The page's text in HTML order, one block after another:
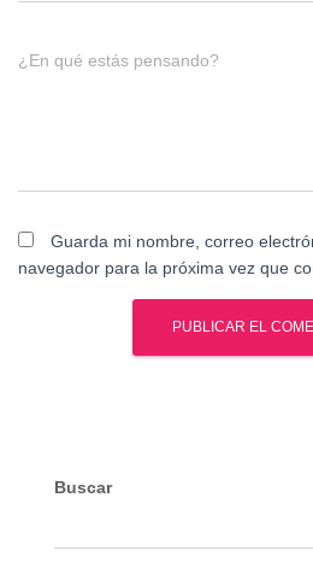
¿En qué estás pensando?
Guarda mi nombre, correo
navegador para la próxima vez que
Buscar